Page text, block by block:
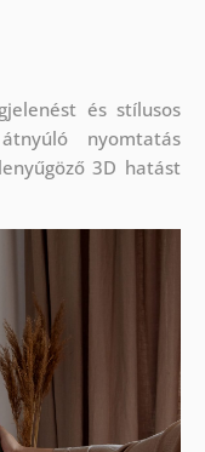
és stílusos
nyomtatás
3D hatást